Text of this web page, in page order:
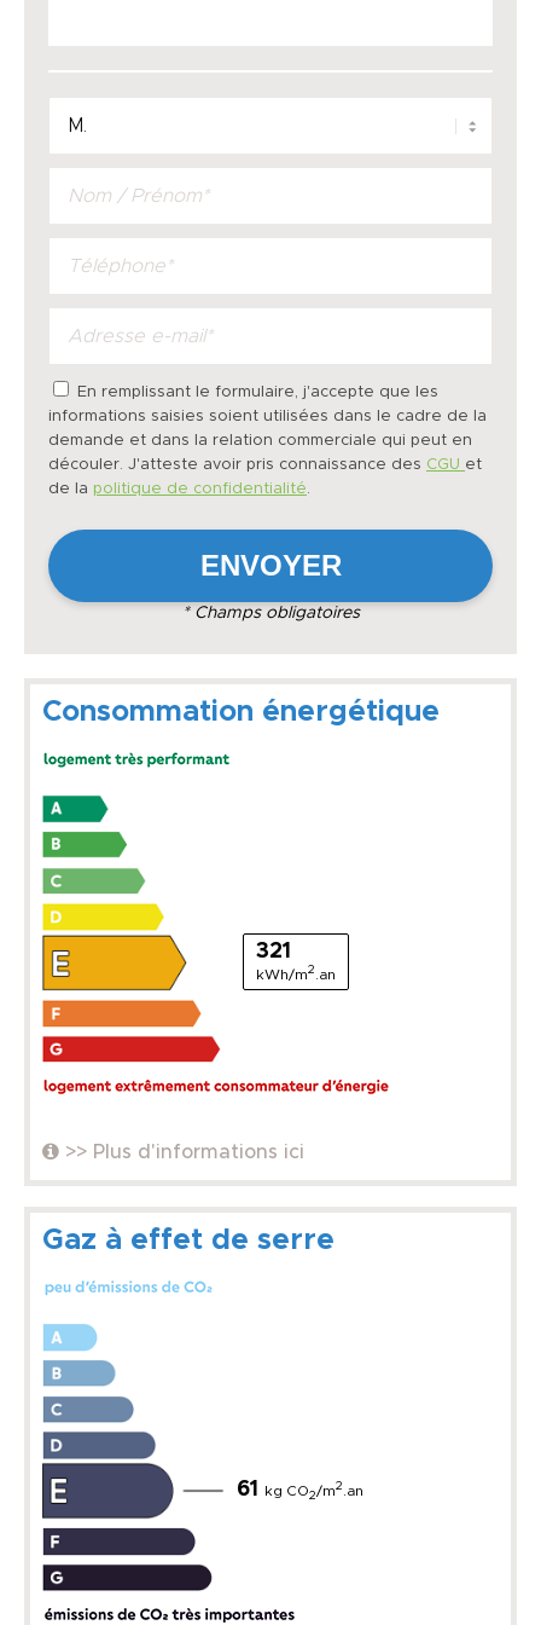
En remplissant le formulaire, j'accepte que les
informations saisies soient utilisées dans le cadre de la
demande et dans la relation commerciale qui peut en
découler. J'atteste avoir pris connaissance des CGU et
de la politique de confidentialité.
* Champs obligatoires
Consommation énergétique
321
kWh/m2 .an
>> Plus d'informations ici
Gaz à effet de serre
61 kg CO2/m2 .an